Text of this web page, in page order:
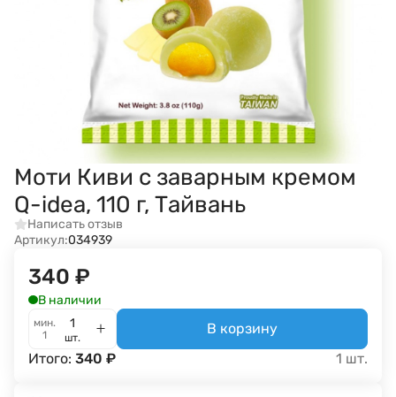
Моти Киви с заварным кремом
Q-idea, 110 г, Тайвань
Написать отзыв
Артикул:034939
340 ₽
В наличии
мин.
1
шт.
В корзину
Итого: 340 ₽ 1 шт.